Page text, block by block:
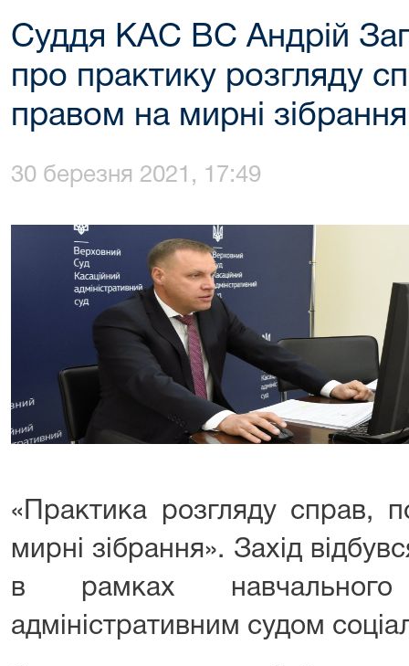
Суддя КАС ВС Андрій
про практику розгляду
правом на мирні зібрання
30 березня 2021, 17:49
«Практика розгляду справ,
мирні зібрання». Захід
в рамках навчального
адміністративним судом